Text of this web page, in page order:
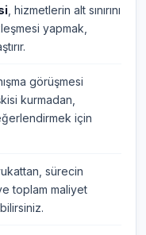
, hizmetlerin alt sınırını
yapmak,
görüşmesi
kurmadan,
için
sürecin
toplam maliyet